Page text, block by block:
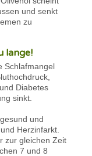
und senkt
zu
lange!
Schlafmangel
Diabetes
sinkt.
und
Herzinfarkt.
zur gleichen Zeit
7 und 8